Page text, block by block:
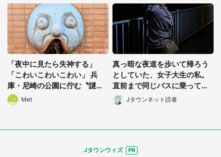
「夜中に見たら失神する」
「こわいこわいこわい」 兵
庫・尼崎の公園に佇む〝謎す
ぎる顔〟に1.3万人戦慄
Met
真っ暗な夜道を歩いて帰ろう
としていた、女子大生の私。
直前まで同じバスに乗ってた
男性に声をかけられて(長野
県・50代女性)
Jタウンネット読者
Jタウンウィズ